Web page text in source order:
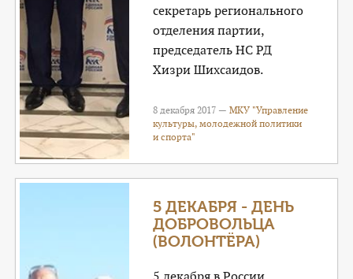
секретарь регионального
отделения партии,
председатель НС РД
Хизри Шихсаидов.
8 декабря 2017 —МКУ "Управление
культуры, молодежной политики
и спорта"
5 ДЕКАБРЯ - ДЕНЬ
ДОБРОВОЛЬЦА
(ВОЛОНТЁРА)